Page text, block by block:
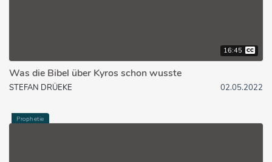
16:45
Was die Bibel über Kyros schon wusste
STEFAN DRÜEKE 02.05.2022
Prophetie